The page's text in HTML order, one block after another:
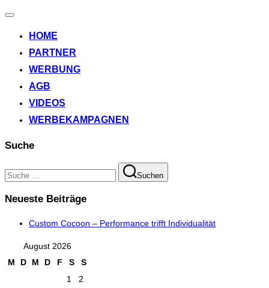
Navigation
HOME
PARTNER
WERBUNG
AGB
VIDEOS
WERBEKAMPAGNEN
Suche
Suchen
nach:
Suchen
Neueste Beiträge
Custom Cocoon – Performance trifft Individualität
August 2026
M
D M D F S
S
1
2